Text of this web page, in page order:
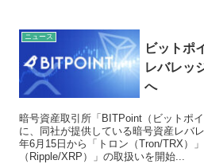
ニュース
ビットポ
レバレッ
へ
暗号資産取引所「BITPoint（ビットポ
に、同社が提供している暗号資産レバ
年6月15日から「トロン（Tron/TRX）
（Ripple/XRP）」の取扱いを開始...